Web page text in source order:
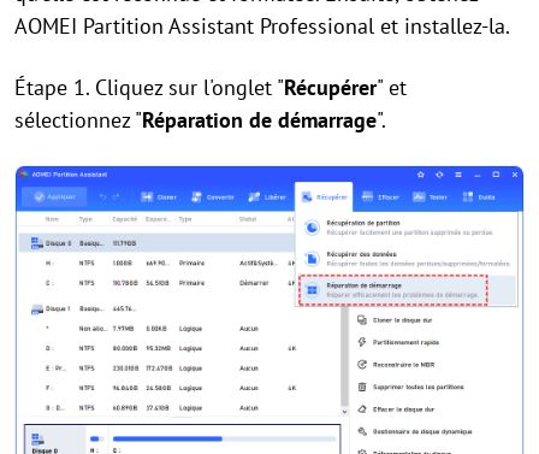
AOMEI Partition Assistant Professional et installez-la.
Étape 1. Cliquez sur l'onglet "Récupérer" et
sélectionnez "Réparation de démarrage".